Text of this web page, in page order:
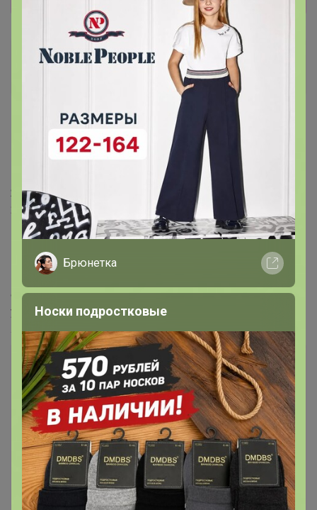
Малахитовая мышь
5 июня, 2026 10:55
Джилка, здравствуйте!
Я в вот этой теме попросила вас открыть хотелки.
24-ok.ru/topic/782843
‌Писала вам 2 июня. Тема закрыта, а вы не ответили (((
‌Мне ждать открытия лотов?
И ещё я не нашла садово-огородную тему. Выдает
ошибку. Мне надо там открыть
yabs.yandex.ru/count/WyKejI_zOoVX2Lau1BqT05Crorw1C..
~2?baobab_event_id=mq0dvhri4&ctime=1780631255216
Закупка
5.0 76 83939 10
В архиве
СИМА-ЛЕНД. ТВОРЧЕСКАЯ мастерская. Аналог
Леонардо
Стоп 4 июня 2026 г.
Джилка
Брюнетка
Носки подростковые